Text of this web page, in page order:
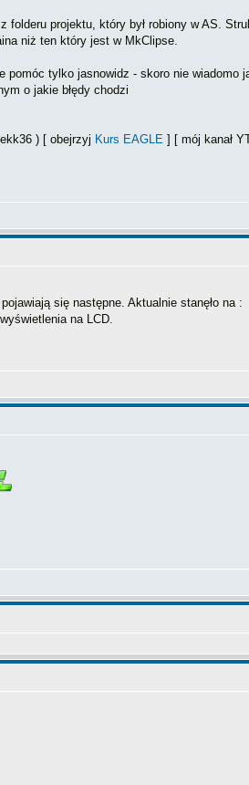
projektu, który był robiony w AS.
niż ten który jest w MkClipse.
tylko jasnowidz - skoro nie
o jakie błędy chodzi
) [ obejrzyj Kurs EAGLE ] [ mój kanał
się następne. Aktualnie stanęło na :
na LCD.